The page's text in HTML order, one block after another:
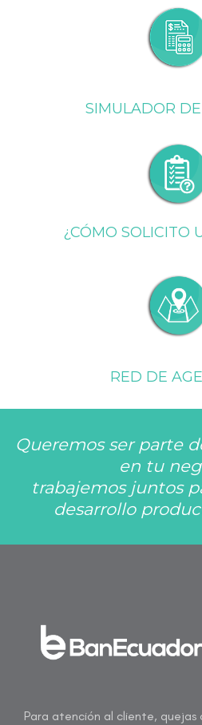
SIMULADOR
¿CÓMO SOLICITO
RED DE
Queremos ser parte
en tu
trabajemos juntos
desarrollo
Para atención al cliente, quejas